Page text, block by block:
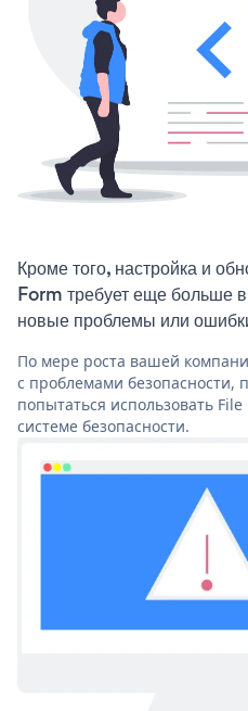
Кроме того, настройка и
Form требует еще больше
новые проблемы или
По мере роста вашей
с проблемами безопасности,
попытаться использовать
системе безопасности.